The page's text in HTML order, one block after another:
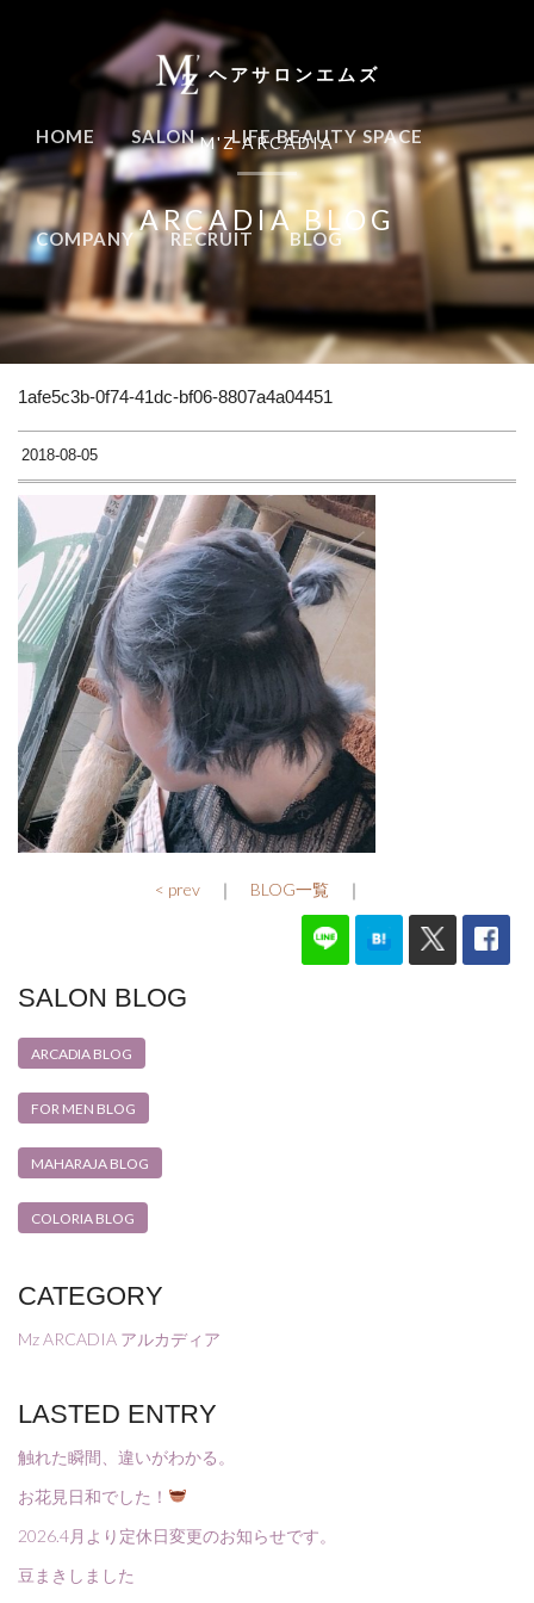
ヘアサロンエムズ
HOME SALON LIFE BEAUTY SPACE
COMPANY RECRUIT BLOG
M'Z ARCADIA
ARCADIA BLOG
1afe5c3b-0f74-41dc-bf06-8807a4a04451
2018-08-05
< prev ｜ BLOG一覧 ｜
SALON BLOG
ARCADIA BLOG
FOR MEN BLOG
MAHARAJA BLOG
COLORIA BLOG
CATEGORY
Mz ARCADIA アルカディア
LASTED ENTRY
触れた瞬間、違いがわかる。
お花見日和でした！
2026.4月より定休日変更のお知らせです。
豆まきしました